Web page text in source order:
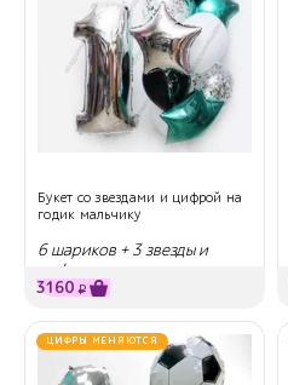
Букет со звездами и цифрой на
годик мальчику
6 шариков + 3 звезды и
цифра
3160 ₽
ЦИФРЫ МЕНЯЮТСЯ